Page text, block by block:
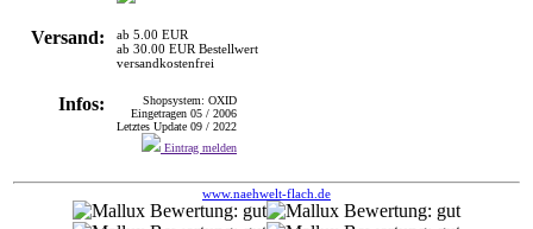
Versand:
ab 5.00 EUR
ab 30.00 EUR Bestellwert
versandkostenfrei
Infos:
Shopsystem: OXID
Eingetragen 05 / 2006
Letztes Update 09 / 2022
Eintrag melden
www.naehwelt-flach.de